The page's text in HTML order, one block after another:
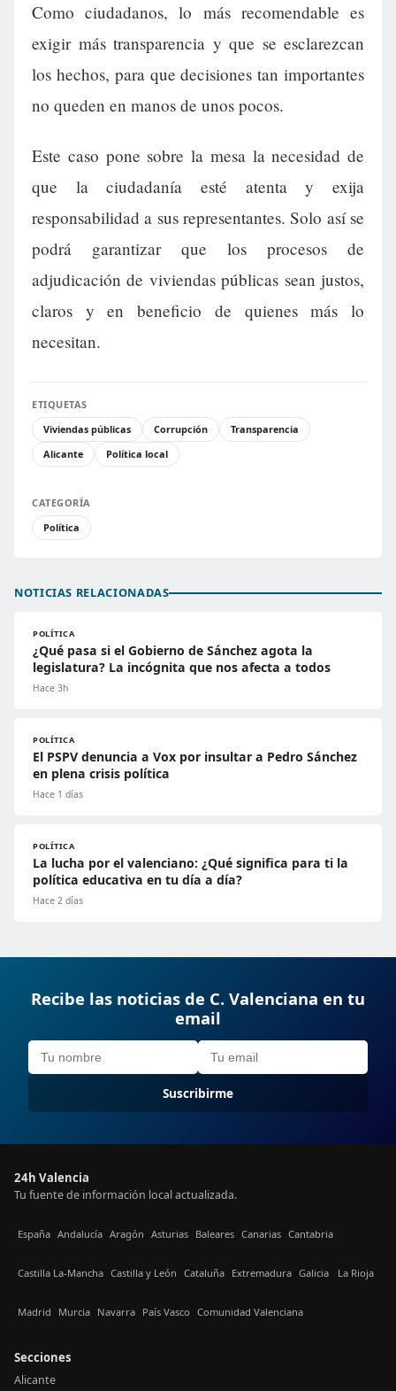
Como ciudadanos, lo más recomendable es
exigir más transparencia y que se esclarezcan
los hechos, para que decisiones tan importantes
no queden en manos de unos pocos.
Este caso pone sobre la mesa la necesidad de
que la ciudadanía esté atenta y exija
responsabilidad a sus representantes. Solo así se
podrá garantizar que los procesos de
adjudicación de viviendas públicas sean justos,
claros y en beneficio de quienes más lo
necesitan.
ETIQUETAS
Viviendas públicas
Corrupción
Transparencia
Alicante
Política local
CATEGORÍA
Política
NOTICIAS RELACIONADAS
POLÍTICA
¿Qué pasa si el Gobierno de Sánchez agota la
legislatura? La incógnita que nos afecta a todos
Hace 3h
POLÍTICA
El PSPV denuncia a Vox por insultar a Pedro Sánchez
en plena crisis política
Hace 1 días
POLÍTICA
La lucha por el valenciano: ¿Qué significa para ti la
política educativa en tu día a día?
Hace 2 días
Recibe las noticias de C. Valenciana en tu
email
Suscribirme
24h Valencia
Tu fuente de información local actualizada.
España Andalucía Aragón Asturias Baleares Canarias Cantabria
Castilla La-Mancha Castilla y León Cataluña Extremadura Galicia La Rioja
Madrid Murcia Navarra País Vasco Comunidad Valenciana
Secciones
Alicante